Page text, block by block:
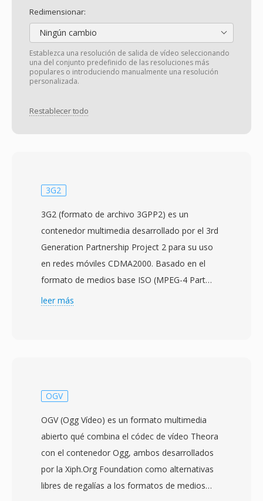
Redimensionar:
Ningún cambio
Establezca una resolución de salida de vídeo seleccionando
una del conjunto predefinido de las resoluciones más
populares o introduciendo manualmente una resolución
personalizada.
Restablecer todo
3G2
3G2 (formato de archivo 3GPP2) es un
contenedor multimedia desarrollado por el 3rd
Generation Partnership Project 2 para su uso
en redes móviles CDMA2000. Basado en el
formato de medios base ISO (MPEG-4 Part
12), almacena vídeo codificado con H.263 o
de vídeo en teléfonos y redes basados en
condiciones de ancho de banda
extremadamente bajo, logrando calidad de
vídeo reproducible a tasas de bits tan bajas
como 30-60 kbps. Esto hace qué el formato
sea especialmente eficiente para la captura de
leer más
OGV
OGV (Ogg Vídeo) es un formato multimedia
abierto qué combina el códec de vídeo Theora
con el contenedor Ogg, ambos desarrollados
por la Xiph.Org Foundation como alternativas
libres de regalías a los formatos de medios